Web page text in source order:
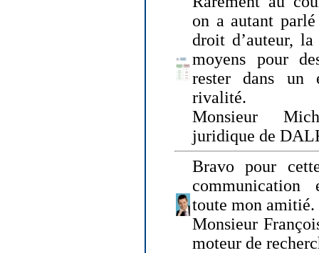
on a autant
droit d’auteur,
moyens pour
rester dans un
rivalité.
Monsieur
juridique de
Bravo pour
communication
toute mon amitié.
Monsieur
moteur de